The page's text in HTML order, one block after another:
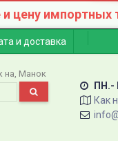
цену импортных
и доставка
на Манок
ПН.-
Как